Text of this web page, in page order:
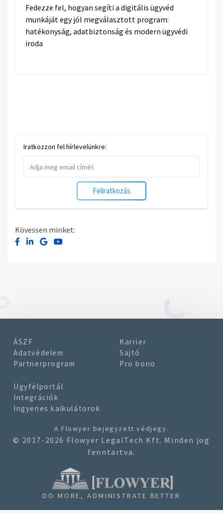
Fedezze fel, hogyan segíti a digitális ügyvéd
munkáját egy jól megválasztott program:
hatékonyság, adatbiztonság és modern ügyvédi
iroda
Iratkozzon fel hírlevelünkre:
Feliratkozás
Kövessen minket:
ÁSZF
Adatvédelem
Partnerprogram
Karrier
Sajtó
Pro bono
Ügyfélportál
Integrációk
Ingyenes kalkulátorok
A Flowyer bejegyzett védjegy.
© 2017-2026 Flowyer LegalTech Kft. Minden jog
fenntartva.
DO MORE, ADMINISTRATE BETTER